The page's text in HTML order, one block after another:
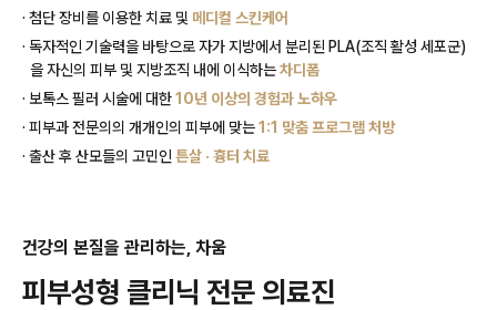
· 첨단 장비를 이용한 치료 및 메디컬 스킨케어
· 독자적인 기술력을 바탕으로 자가 지방에서 분리된 PLA(조직 활성 세포군)
을 자신의 피부 및 지방조직 내에 이식하는차디폼
· 보톡스 필러 시술에 대한10년 이상의 경험과 노하우
· 피부과 전문의의 개개인의 피부에 맞는1:1 맞춤 프로그램 처방
· 출산 후 산모들의 고민인 튼살 · 흉터 치료
건강의 본질을 관리하는, 차움
피부성형 클리닉 전문 의료진